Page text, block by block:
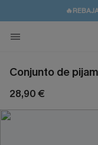
🚚ENVÍO
Conjunto de
28,90 €